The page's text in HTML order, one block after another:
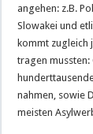
angehen: z.B.
Slowakei und
kommt zugleich
tragen
nahmen, sowie
meisten